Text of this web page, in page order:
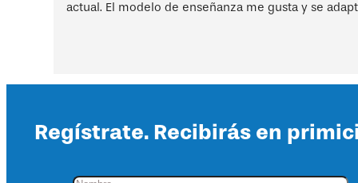
actual. El modelo de enseñanza me gusta y se
Regístrate. Recibirás en